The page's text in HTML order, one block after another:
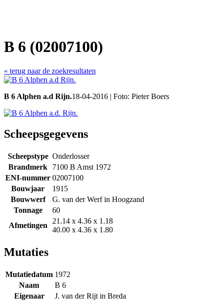
B 6 (02007100)
« terug naar de zoekresultaten
B 6 Alphen a.d Rijn.18-04-2016 | Foto: Pieter Boers
Scheepsgegevens
Scheepstype Onderlosser
Brandmerk
7100 B Amst 1972
ENI-nummer 02007100
Bouwjaar
1915
Bouwwerf
G. van der Werf in Hoogzand
Tonnage
60
Afmetingen
21.14 x 4.36 x 1.18
40.00 x 4.36 x 1.80
Mutaties
Mutatiedatum 1972
Naam
B 6
Eigenaar
J. van der Rijt in Breda